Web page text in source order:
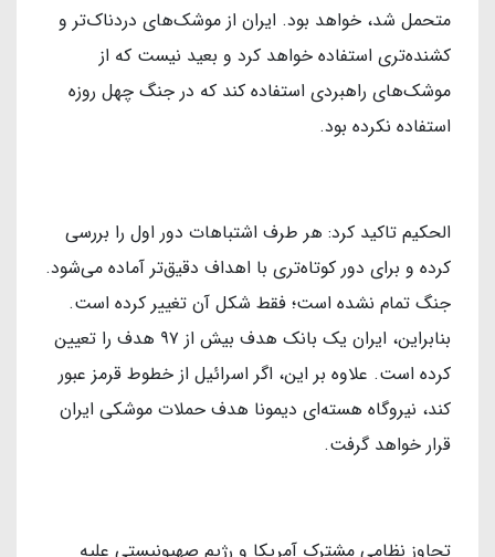
متحمل شد، خواهد بود. ایران از موشک‌های دردناک‌تر و
کشنده‌تری استفاده خواهد کرد و بعید نیست که از
موشک‌های راهبردی استفاده کند که در جنگ چهل روزه
استفاده نکرده بود.
الحکیم تاکید کرد: هر طرف اشتباهات دور اول را بررسی
کرده و برای دور کوتاه‌تری با اهداف دقیق‌تر آماده می‌شود.
جنگ تمام نشده است؛ فقط شکل آن تغییر کرده است.
بنابراین، ایران یک بانک هدف بیش از ۹۷ هدف را تعیین
کرده است. علاوه بر این، اگر اسرائیل از خطوط قرمز عبور
کند، نیروگاه هسته‌ای دیمونا هدف حملات موشکی ایران
قرار خواهد گرفت.
تجاوز نظامی مشترک آمریکا و رژیم صهیونیستی علیه